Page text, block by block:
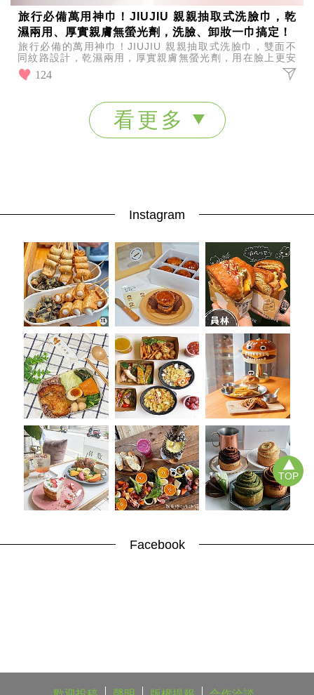
TOP
旅行必備萬用神巾！JIUJIU 親親抽取式洗臉巾，乾
濕兩用、厚實親膚無螢光劑，洗臉、卸妝一巾搞定！
旅行必備的萬用神巾！JIUJIU 親親抽取式洗臉巾，雙面不
同紋路設計，乾濕兩用，厚實親膚無螢光劑，用在臉上更安
心，大尺寸設計擦起來很順手，洗臉、卸妝一巾搞定！
124
看更多
Instagram
Facebook